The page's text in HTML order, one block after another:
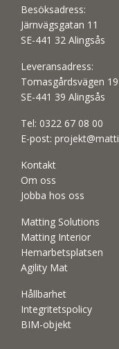
Besöksadress:
Järnvägsgatan 11
SE-441 32 Alingsås
Leveransadress:
Tomasgårdsvägen 19
SE-441 39 Alingsås
Tel: 0322 67 08 00
E-post:
Kontakt
Om oss
Jobba hos oss
Matting Solutions
Matting Interior
Hemarbetsplatsen
Agility Mat
Hållbarhet
Integritetspolicy
BIM-objekt